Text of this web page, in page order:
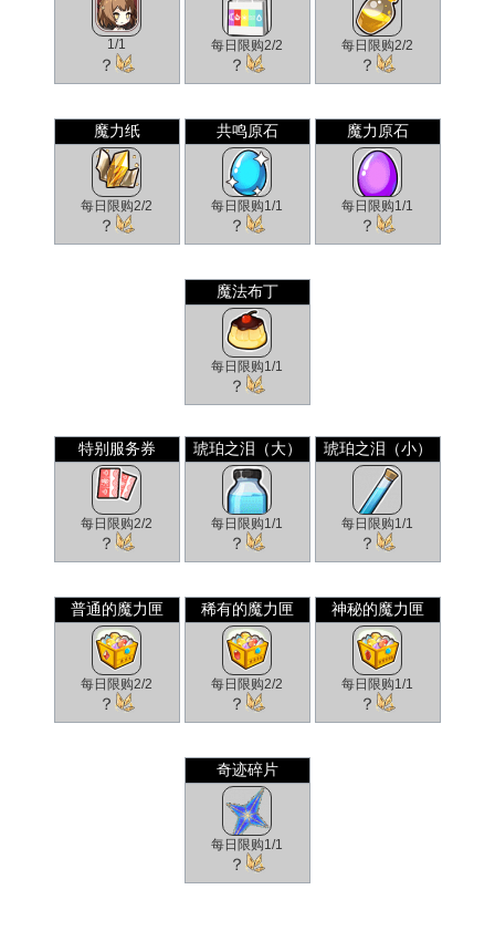
1/1
？
每日限购2/2
？
每日限购2/2
？
魔力纸
每日限购2/2
？
共鸣原石
每日限购1/1
？
魔力原石
每日限购1/1
？
魔法布丁
每日限购1/1
？
特别服务券
每日限购2/2
？
琥珀之泪（大）
每日限购1/1
？
琥珀之泪（小）
每日限购1/1
？
普通的魔力匣
每日限购2/2
？
稀有的魔力匣
每日限购2/2
？
神秘的魔力匣
每日限购1/1
？
奇迹碎片
每日限购1/1
？